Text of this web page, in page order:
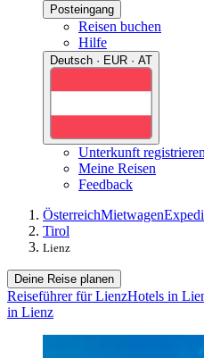
Posteingang
Reisen buchen
Hilfe
Deutsch · EUR · AT
Unterkunft registrieren
Meine Reisen
Feedback
ÖsterreichMietwagen
Tirol
Lienz
Deine Reise planen
Reiseführer für LienzHotels in
in Lienz